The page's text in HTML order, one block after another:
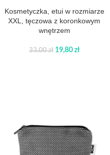
Kosmetyczka, etui w rozmiarze
XXL, tęczowa z koronkowym
wnętrzem
33,00zł 19,80 zł